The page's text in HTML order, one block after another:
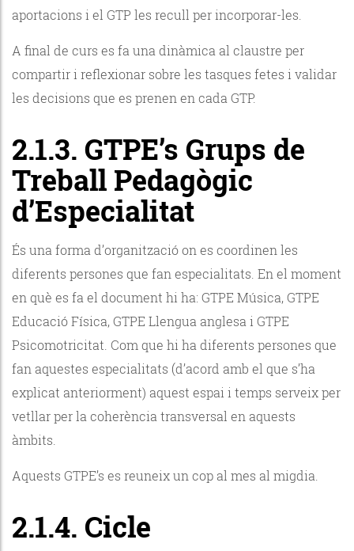
aportacions i el GTP les recull per incorporar-les.
A final de curs es fa una dinàmica al claustre per
compartir i reflexionar sobre les tasques fetes i validar
les decisions que es prenen en cada GTP.
2.1.3. GTPE’s Grups de
Treball Pedagògic
d’Especialitat
És una forma d’organització on es coordinen les
diferents persones que fan especialitats. En el moment
en què es fa el document hi ha: GTPE Música, GTPE
Educació Física, GTPE Llengua anglesa i GTPE
Psicomotricitat. Com que hi ha diferents persones que
fan aquestes especialitats (d’acord amb el que s’ha
explicat anteriorment) aquest espai i temps serveix per
vetllar per la coherència transversal en aquests
àmbits.
Aquests GTPE’s es reuneix un cop al mes al migdia.
2.1.4. Cicle